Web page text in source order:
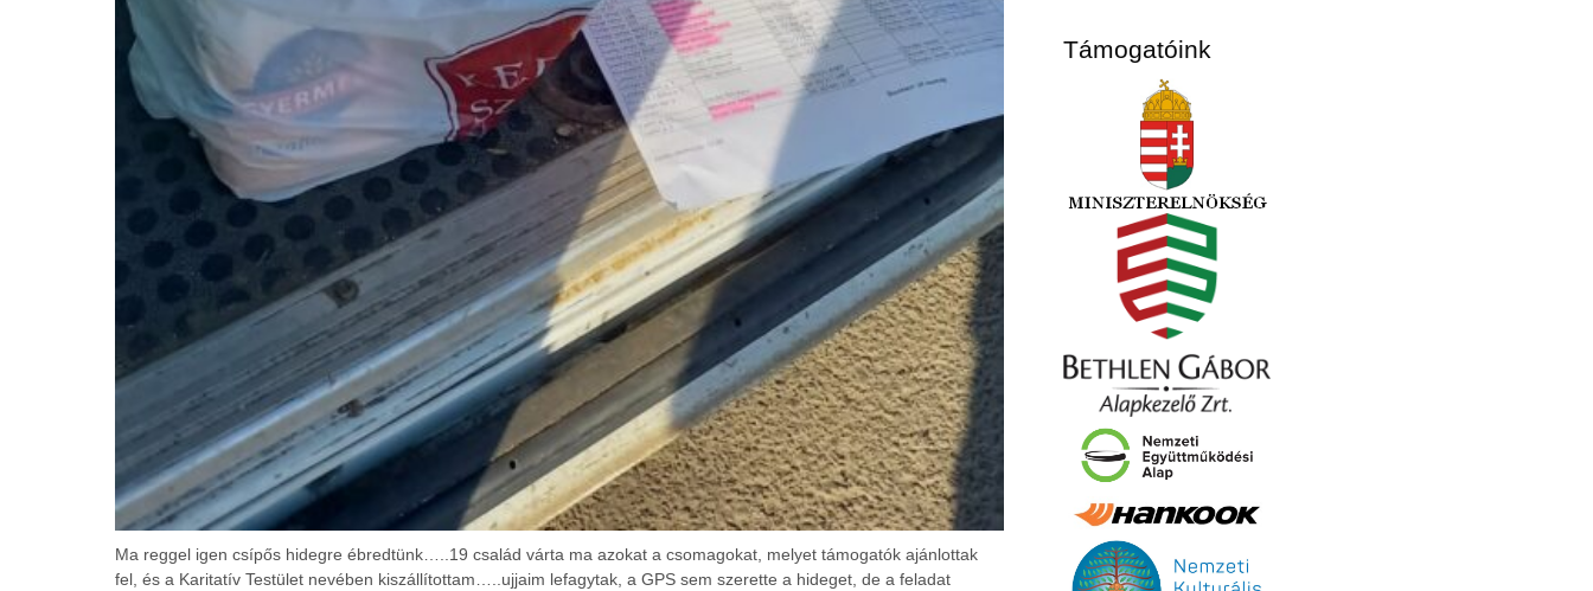
Ma reggel igen csípős hidegre ébredtünk…..19 család várta ma azokat a csomagokat, melyet támogatók ajánlottak
fel, és a Karitatív Testület nevében kiszállítottam…..ujjaim lefagytak, a GPS sem szerette a hideget, de a feladat
Támogatóink